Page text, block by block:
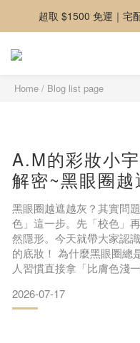
-好友募集中-加
超取 $1500 免運｜宅
-好友募集中-
Home / Blog list page
A.M的彩妝小
解密~黑眼圈
淨底妝的關鍵
黑眼圈越遮越灰？其實問
色」這一步。先「校色」
然隱形。今天就帶大家認
的底妝！ 為什麼黑眼圈總
人習慣直接拿「比膚色淺
原因大公開：不是因為遮
——校色。當強烈的對比色
2026-07-17